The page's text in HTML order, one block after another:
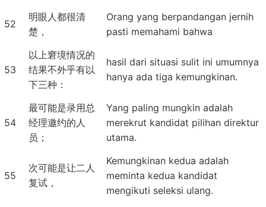
52
明眼人都很清
楚，
Orang yang berpandangan jernih
pasti memahami bahwa
53
以上窘境情况的
结果不外乎有以
下三种：
hasil dari situasi sulit ini umumnya
hanya ada tiga kemungkinan.
54
最可能是录用总
经理邀约的人
员；
Yang paling mungkin adalah
merekrut kandidat pilihan direktur
utama.
55
次可能是让二人
复试，
Kemungkinan kedua adalah
meminta kedua kandidat
mengikuti seleksi ulang.